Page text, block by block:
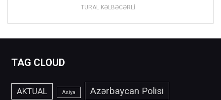
TURAL KƏLBƏCƏRLİ
TAG CLOUD
AKTUAL Asiya Azərbaycan Polisi